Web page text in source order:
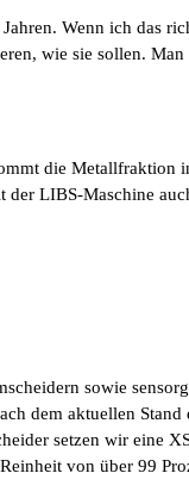
Wenn ich das
wie sie sollen.
die
LIBS-Maschine
sowie
dem aktuellen
setzen wir eine
von über 99